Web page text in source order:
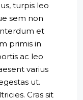
turpis leo
sem non
et
primis in
ac leo
varius
ut.
Cras sit